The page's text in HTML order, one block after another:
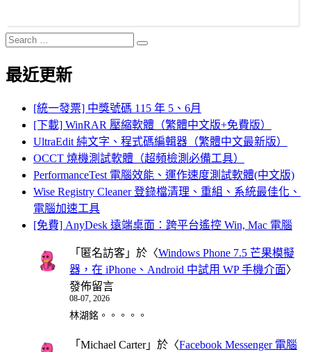
Search
for:
Search
最近更新
[統一發票] 中獎號碼 115 年 5、6月
[下載] WinRAR 壓縮軟體（繁體中文版+免費版）
UltraEdit 純文字、程式碼編輯器（繁體中文最新版）
OCCT 燒機測試軟體（超頻檢測必備工具）
PerformanceTest 電腦效能、運作速度測試軟體(中文版)
Wise Registry Cleaner 登錄檔清理、重組、系統最佳化、
電腦加速工具
[免費] AnyDesk 遠端桌面：跨平台遙控 Win, Mac 電腦
「 匿名訪客 」於〈Windows Phone 7.5 芒果模擬
器，在 iPhone、Android 中試用 WP 手機介面〉
發佈留言
08-07, 2026
林湖銘。。。。。
「 Michael Carter」於〈Facebook Messenger 電腦